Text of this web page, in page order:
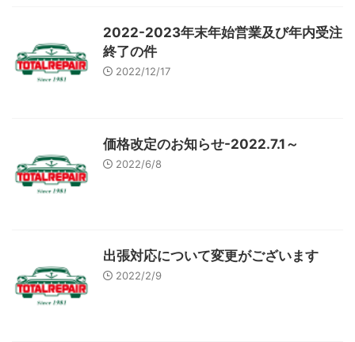
2022-2023年末年始営業及び年内受注
終了の件
2022/12/17
価格改定のお知らせ-2022.7.1～
2022/6/8
出張対応について変更がございます
2022/2/9